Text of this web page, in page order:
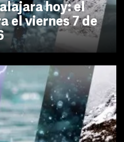
hoy: el
el viernes 7 de